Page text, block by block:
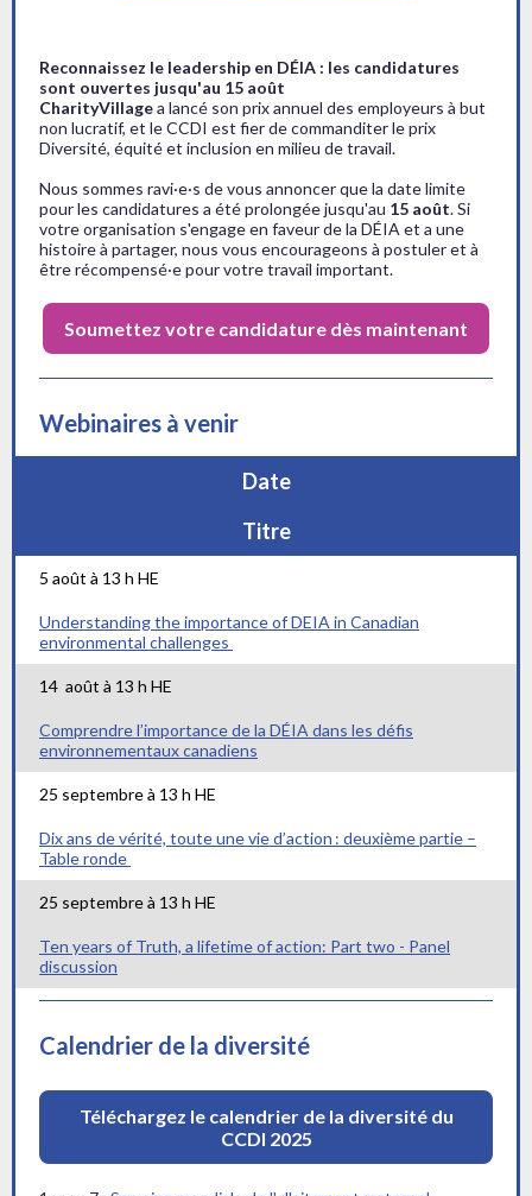
Reconnaissez le leadership en DÉIA : les candidatures
sont ouvertes jusqu'au 15 août
CharityVillagea lancé son prix annuel des employeurs à but
non lucratif, et le CCDI est fier de commanditer le prix
Diversité, équité et inclusion en milieu de travail.
Nous sommes ravi·e·s de vous annoncer que la date limite
pour les candidatures a été prolongée jusqu'au 15 août. Si
votre organisation s'engage en faveur de la DÉIA et a une
histoire à partager, nous vous encourageons à postuler et à
être récompensé·e pour votre travail important.
Soumettez votre candidature dès maintenant
Webinaires à venir
Date
Titre
5 août à 13 h HE
Understanding the importance of DEIA in Canadian
environmental challenges
14 août à 13 h HE
Comprendre l’importance de la DÉIA dans les défis
environnementaux canadiens
25 septembreà 13 h HE
Dix ans de vérité, toute une vie d’action : deuxième partie –
Table ronde
25 septembreà 13 h HE
Ten years of Truth, a lifetime of action: Part two - Panel
discussion
Calendrier de la diversité
Téléchargez le calendrier de la diversité du
CCDI 2025